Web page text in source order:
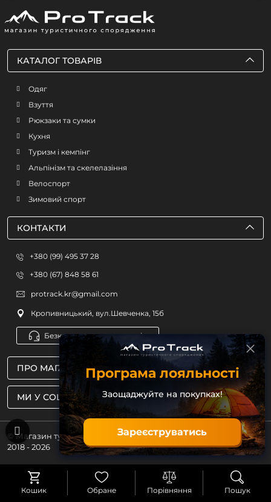
Кошик Обране Порівняння Пошук
МИ У СОЦМЕРЕЖАХ
ПРО МАГАЗИН
КАТАЛОГ ТОВАРІВ
Одяг
Взуття
Рюкзаки та сумки
Кухня
Туризм і кемпінг
Альпінізм та скелелазіння
Велоспорт
Зимовий спорт
КОНТАКТИ
+380 (99) 495 37 28
+380 (67) 848 58 61
protrack.kr@gmail.com
Кропивницький, вул.Шевченка, 15б
Безкоштовна консультація
© Магазин туристичного спорядження ProTrack
2018 - 2026
Програма лояльності
Заощаджуйте на покупках!
Зареєструватись